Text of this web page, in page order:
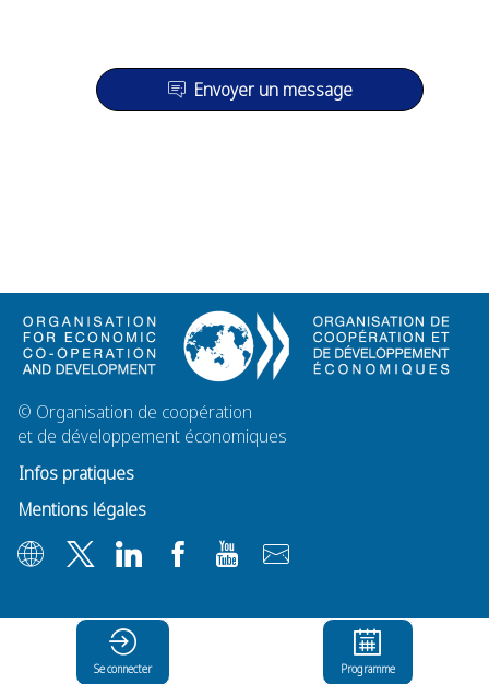
Envoyer un message
© Organisation de coopération
et de développement économiques
Infos pratiques
Mentions légales
Se connecter Programme